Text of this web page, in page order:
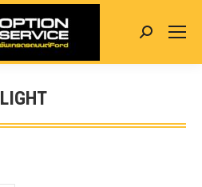
Search:
LIGHT
You are here: